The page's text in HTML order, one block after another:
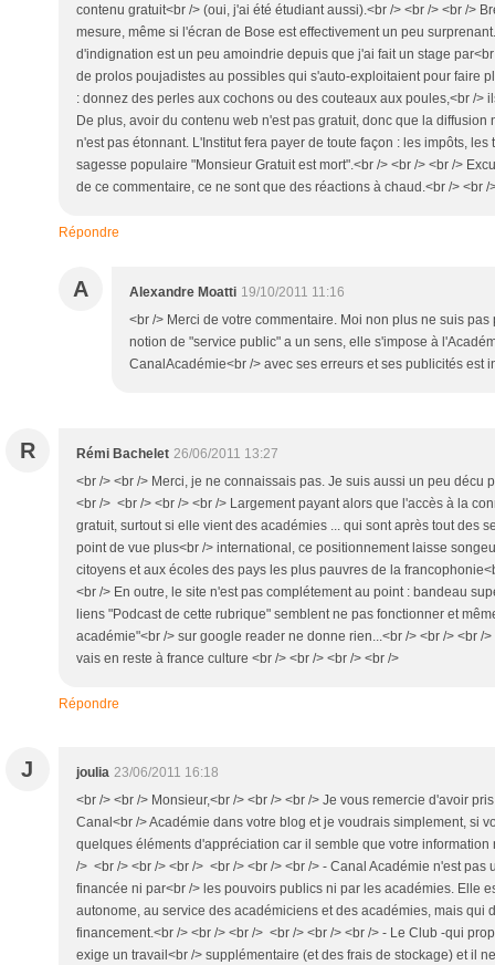
contenu gratuit<br /> (oui, j'ai été étudiant aussi).<br /> <br /> <br />
mesure, même si l'écran de Bose est effectivement un peu
d'indignation est un peu amoindrie depuis que j'ai fait un stage
de prolos poujadistes au possibles qui s'auto-exploitaient pour faire
: donnez des perles aux cochons ou des couteaux aux poules,<br />
De plus, avoir du contenu web n'est pas gratuit, donc que la diffusion
n'est pas étonnant. L'Institut fera payer de toute façon : les impôts, les
sagesse populaire "Monsieur Gratuit est mort".<br /> <br /> <br />
de ce commentaire, ce ne sont que des réactions à chaud.<br /> <br /
Répondre
A Alexandre Moatti 19/10/2011 11:16
<br /> Merci de votre commentaire. Moi non plus ne suis
notion de "service public" a un sens, elle s'impose à
CanalAcadémie<br /> avec ses erreurs et ses publicités est
R Rémi Bachelet 26/06/2011 13:27
<br /> <br /> Merci, je ne connaissais pas. Je suis aussi un peu décu
<br /> <br /> <br /> <br /> Largement payant alors que l'accès à la
gratuit, surtout si elle vient des académies ... qui sont après tout des
point de vue plus<br /> international, ce positionnement laisse
citoyens et aux écoles des pays les plus pauvres de la
<br /> En outre, le site n'est pas complétement au point : bandeau
liens "Podcast de cette rubrique" semblent ne pas fonctionner et
académie"<br /> sur google reader ne donne rien...<br /> <br /> <br /
vais en reste à france culture <br /> <br /> <br /> <br />
Répondre
J joulia 23/06/2011 16:18
<br /> <br /> Monsieur,<br /> <br /> <br /> Je vous remercie d'avoir
Canal<br /> Académie dans votre blog et je voudrais simplement, si
quelques éléments d'appréciation car il semble que votre information
/> <br /> <br /> <br /> <br /> <br /> <br /> - Canal Académie n'est pas
financée ni par<br /> les pouvoirs publics ni par les académies. Elle
autonome, au service des académiciens et des académies, mais qui
financement.<br /> <br /> <br /> <br /> <br /> <br /> - Le Club -qui
exige un travail<br /> supplémentaire (et des frais de stockage) et il